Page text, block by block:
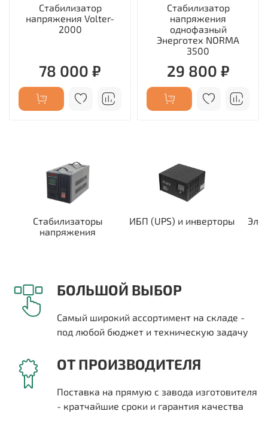
Стабилизатор
напряжения Volter-
2000
78 000 ₽
Стабилизатор
напряжения
однофазный
Энерготех NORMA
3500
29 800 ₽
Стабилизаторы
напряжения
ИБП (UPS) и инверторы
БОЛЬШОЙ ВЫБОР
Самый широкий ассортимент на складе -
под любой бюджет и техническую задачу
ОТ ПРОИЗВОДИТЕЛЯ
Поставка на прямую с завода изготовителя
- кратчайшие сроки и гарантия качества